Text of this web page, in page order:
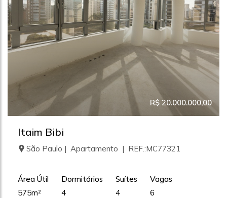
R$ 20.000.000,00
Itaim Bibi
São Paulo | Apartamento | REF.:MC77321
Área Útil
575m²
Dormitórios
4
Suítes
4
Vagas
6